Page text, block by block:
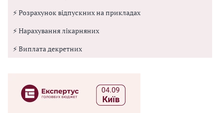
⚡ Розрахунок відпускних на прикладах
⚡ Нарахування лікарняних
⚡ Виплата декретних